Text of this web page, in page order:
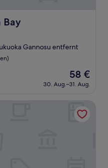
Bay
Gannosu entfernt
Der
Preis
beträgt
58 €
30. Aug.–31. Aug.